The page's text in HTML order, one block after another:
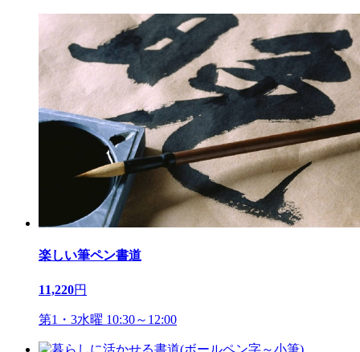
楽しい筆ペン書道
11,220円
第1・3水曜 10:30～12:00